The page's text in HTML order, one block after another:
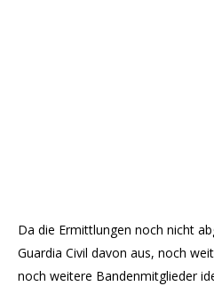
Da die Ermittlungen noch nicht
Guardia Civil davon aus, noch
noch weitere Bandenmitglieder